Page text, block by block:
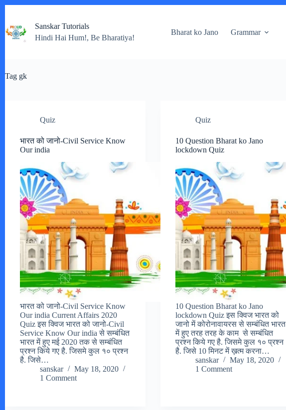
content
Sanskar Tutorials
Hindi Hai Hum!, Be Bharatiya!
Bharat ko Jano Grammar
Tag gk
Quiz
भारत को जानो-Civil Service Know
Our india
भारत को जानो-Civil Service Know
Our india Current Affairs 2020
Quiz इस क्विज भारत को जानो-Civil
Service Know Our india से सम्बंधित
भारत में हुए मई 2020 तक से सम्बंधित
प्रश्न किये गए है. जिसमे कुल १० प्रश्न
है. जिसे…
sanskar
May 18, 2020
1 Comment
Quiz
10 Question Bharat ko Jano
lockdown Quiz
10 Question Bharat ko Jano
lockdown Quiz इस क्विज भारत को
जानो में कोरोनावायरस से सम्बंधित भारत
में हुए तरह तरह के काम से सम्बंधित
प्रश्न किये गए है. जिसमे कुल १० प्रश्न
है. जिसे 10 मिनट में ख़त्म करना…
sanskar
May 18, 2020
1 Comment